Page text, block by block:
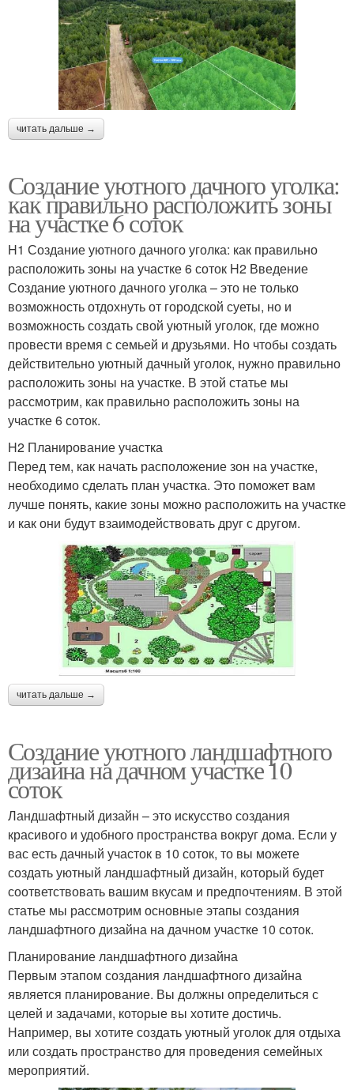
читать дальше →
Создание уютного дачного уголка:
как правильно расположить зоны
на участке 6 соток
H1 Создание уютного дачного уголка: как правильно
расположить зоны на участке 6 соток H2 Введение
Создание уютного дачного уголка – это не только
возможность отдохнуть от городской суеты, но и
возможность создать свой уютный уголок, где можно
провести время с семьей и друзьями. Но чтобы создать
действительно уютный дачный уголок, нужно правильно
расположить зоны на участке. В этой статье мы
рассмотрим, как правильно расположить зоны на
участке 6 соток.
H2 Планирование участка
Перед тем, как начать расположение зон на участке,
необходимо сделать план участка. Это поможет вам
лучше понять, какие зоны можно расположить на участке
и как они будут взаимодействовать друг с другом.
читать дальше →
Создание уютного ландшафтного
дизайна на дачном участке 10
соток
Ландшафтный дизайн – это искусство создания
красивого и удобного пространства вокруг дома. Если у
вас есть дачный участок в 10 соток, то вы можете
создать уютный ландшафтный дизайн, который будет
соответствовать вашим вкусам и предпочтениям. В этой
статье мы рассмотрим основные этапы создания
ландшафтного дизайна на дачном участке 10 соток.
Планирование ландшафтного дизайна
Первым этапом создания ландшафтного дизайна
является планирование. Вы должны определиться с
целей и задачами, которые вы хотите достичь.
Например, вы хотите создать уютный уголок для отдыха
или создать пространство для проведения семейных
мероприятий.